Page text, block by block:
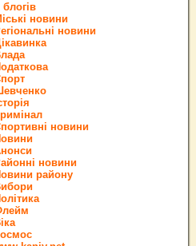
блогів
новини
новини
новини
новини
району